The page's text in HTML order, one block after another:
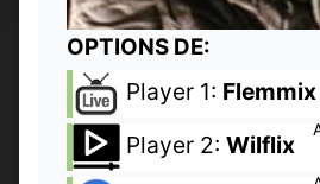
OPTIONS DE:
Player 1: Flemmix
Player 2: Wilflix